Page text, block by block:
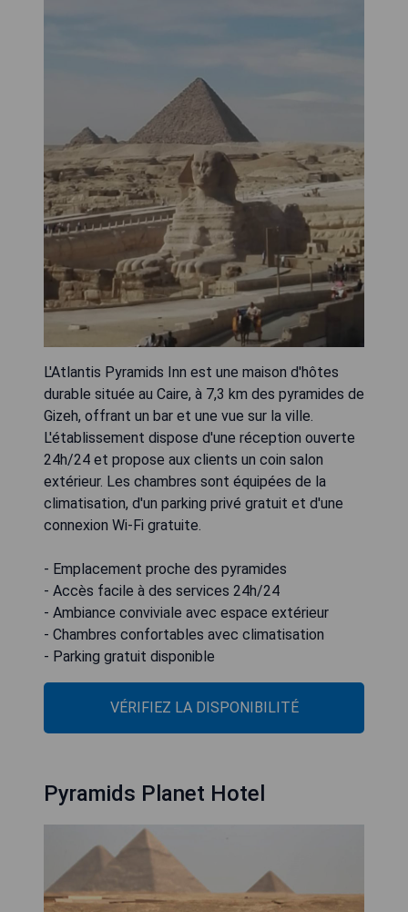
L'Atlantis Pyramids Inn est une maison d'hôtes
durable située au Caire, à 7,3 km des pyramides de
Gizeh, offrant un bar et une vue sur la ville.
L'établissement dispose d'une réception ouverte
24h/24 et propose aux clients un coin salon
extérieur. Les chambres sont équipées de la
climatisation, d'un parking privé gratuit et d'une
connexion Wi-Fi gratuite.
- Emplacement proche des pyramides
- Accès facile à des services 24h/24
- Ambiance conviviale avec espace extérieur
- Chambres confortables avec climatisation
- Parking gratuit disponible
VÉRIFIEZ LA DISPONIBILITÉ
Pyramids Planet Hotel